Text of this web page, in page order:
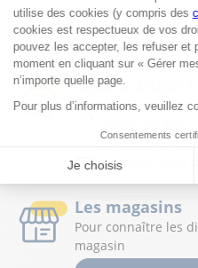
Besoin d'Aide ?
Service Client :
du lun au ven
Contactez-nous
Les magasins
Pour connaître les
magasin